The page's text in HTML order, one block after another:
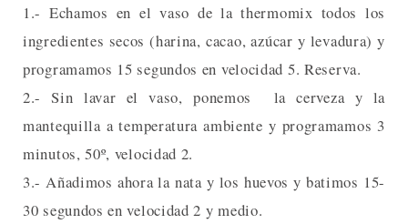
1.- Echamos en el vaso de la thermomix todos los
ingredientes secos (harina, cacao, azúcar y levadura) y
programamos 15 segundos en velocidad 5. Reserva.
2.- Sin lavar el vaso, ponemos la cerveza y la
mantequilla a temperatura ambiente y programamos 3
minutos, 50º, velocidad 2.
3.- Añadimos ahora la nata y los huevos y batimos 15-
30 segundos en velocidad 2 y medio.